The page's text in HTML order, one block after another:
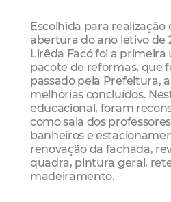
Escolhida para realização
abertura do ano letivo de
Lirêda Facó foi a primeira
pacote de reformas, que
passado pela Prefeitura,
melhorias concluídos.
educacional, foram
como sala dos
banheiros e
renovação da fachada,
quadra, pintura geral,
madeiramento.